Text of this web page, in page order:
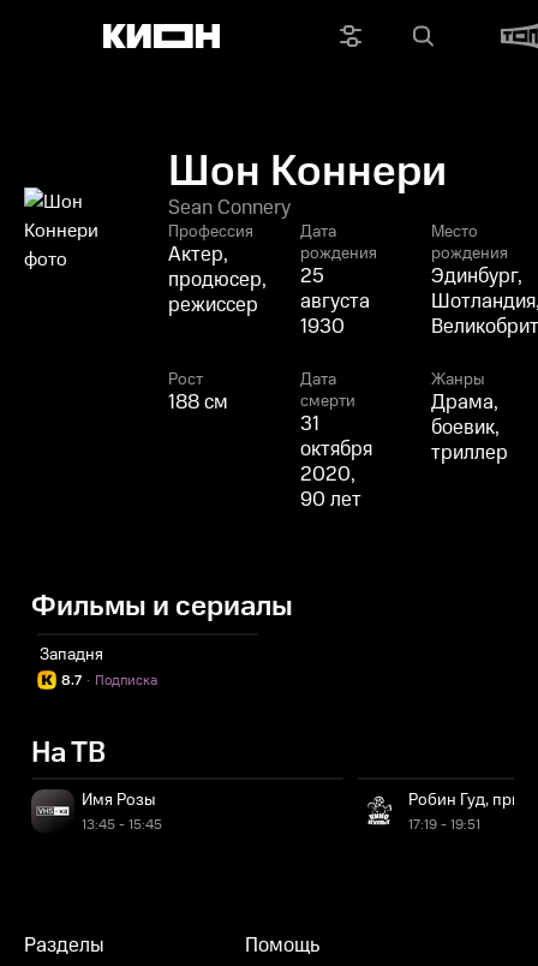
Шон Коннери
Sean Connery
Профессия
Актер,
продюсер,
режиссер
Дата
рождения
25
августа
1930
Место
рождения
Эдинбург,
Рост
188 см
Дата
смерти
31
октября
2020,
90 лет
Жанры
Драма,
боевик,
триллер
Фильмы и сериалы
Западня
8.7 Подписка
·
На ТВ
Имя Розы
13:45 - 15:45
Робин Гуд,
17:19 - 19:51
Разделы Помощь